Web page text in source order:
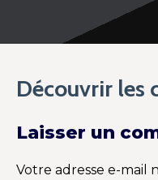
Découvrir les
Laisser un
Votre adresse e-mail